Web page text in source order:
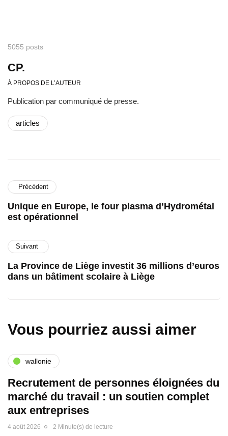
5055 posts
CP.
À PROPOS DE L’AUTEUR
Publication par communiqué de presse.
articles
Précédent
Unique en Europe, le four plasma d’Hydrométal
est opérationnel
Suivant
La Province de Liège investit 36 millions d’euros
dans un bâtiment scolaire à Liège
Vous pourriez aussi aimer
wallonie
Recrutement de personnes éloignées du
marché du travail : un soutien complet
aux entreprises
4 août 2026 2 Minute(s) de lecture